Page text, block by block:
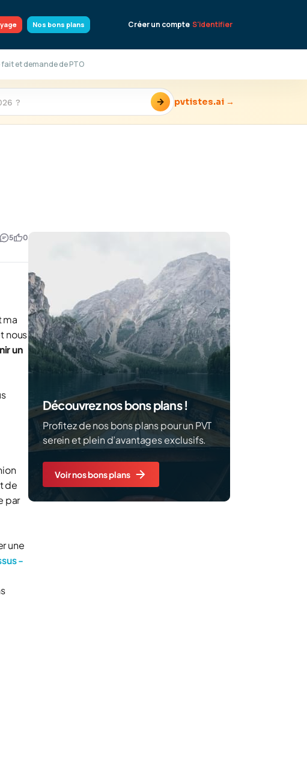
Nos bons plans Créer un compte S'identifier
et demande de PTO
→ pvtistes.ai →
5 0
ma
nous
un
de
par
une
-
Découvrez nos bons plans !
Profitez de nos bons plans pour un PVT
serein et plein d’avantages exclusifs.
Voir nos bons plans